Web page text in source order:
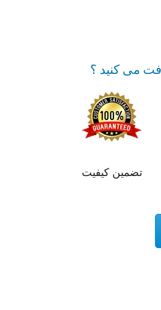
می کنید ؟
تضمین کیفیت